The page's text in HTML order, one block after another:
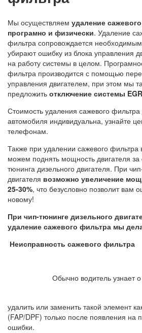
Мы осуществляем удаление
програмно и физически. Удаление
фильтра сопровождается
убирают ошибку из блока управления
на работу системы в целом.
фильтра производится с помощью
управления двигателем, при этом мы
предложить отключение системы EGR
Стоимость удаления сажевого фильтра
автомобиля индивидуальна, узнайте
телефонам.
Также при удалении сажевого
можем поднять мощность двигателя за
тюнинга дизельного двигателя. При
двигателя возможно увеличение
25-30%, что безусловно позволит вам
новому!
При чип-тюнинге дизельного
удаление сажевого фильтра мы
Неисправность сажевого фильтра
Обычно водитель узнает
удалить или заменить такой элемент
(FAP/DPF) только после появления на
ошибки.